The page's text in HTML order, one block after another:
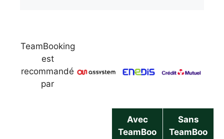
TeamBooking
est
recommandé
par
Avec
TeamBoo
Sans
TeamBoo